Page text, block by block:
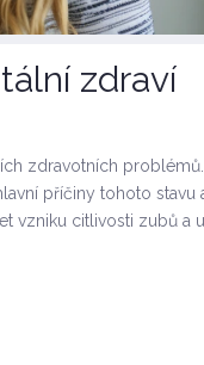
zdraví
zdravotních
příčiny tohoto stavu
vzniku citlivosti zubů a